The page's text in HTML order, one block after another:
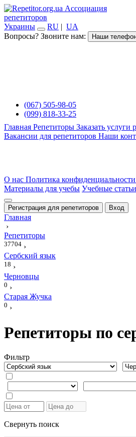
Ассоциация
репетиторов
Украины
RU | UA
Вопросы? Звоните нам:
Наши
(067) 505-98-05
(099) 818-33-25
Главная Репетиторы Заказать услуги
Вакансии для репетиторов Наши
О нас Политика конфиденциальности
Материалы для учебы Учебные статьи
Регистрация для репетиторов Вход
Главная
›
Репетиторы
37704 ›
Сербский язык
18 ›
Черновцы
0 ›
Старая Жучка
0 ›
Репетиторы по
Фильтр
Свернуть поиск